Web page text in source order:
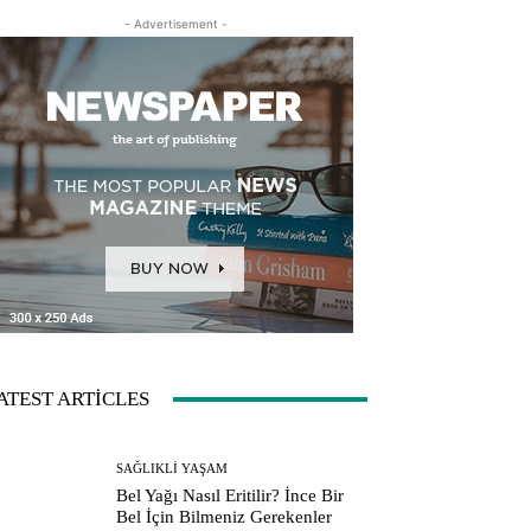
- Advertisement -
ARTICLES
SAĞLIKLI YAŞAM
Bel Yağı Nasıl Eritilir? İnce Bir
Bel İçin Bilmeniz Gerekenler